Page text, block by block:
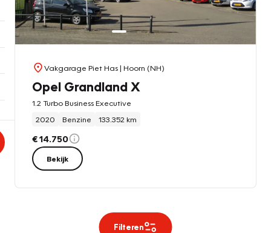
Vakgarage Piet Has| Hoorn (NH)
Opel Grandland X
1.2 Turbo Business Executive
2020
Benzine 133.352 km
€ 14.750
Bekijk
Filteren